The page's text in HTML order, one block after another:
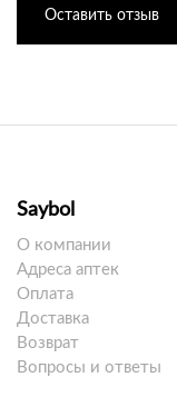
Оставить отзыв
Saybol
О компании
Адреса аптек
Оплата
Доставка
Возврат
Вопросы и ответы